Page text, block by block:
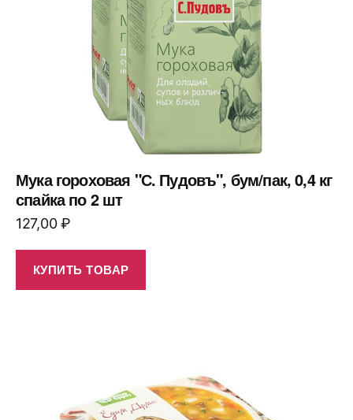
Мука гороховая "С. Пудовъ", бум/пак, 0,4 кг
спайка по 2 шт
127,00₽
КУПИТЬ ТОВАР